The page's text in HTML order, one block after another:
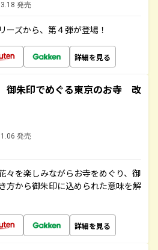
発売
ーズから、第４弾が登場！
詳細を見る
御朱印でめぐる東京のお寺 改
発売
々を楽しみながらお寺をめぐり、御
方から御朱印に込められた意味を解
詳細を見る